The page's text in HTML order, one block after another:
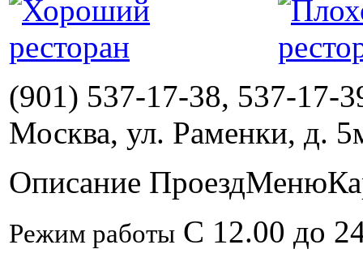
(901) 537-17-38, 537-17-
Москва, ул. Раменки, д. 5
Описание ПроездМеню
Режим работы С 12.00 до